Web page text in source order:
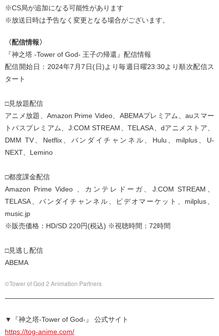
※CS局が追加になる可能性があります
※放送日時は予告なく変更となる場合がございます。
〈配信情報〉
『神之塔 -Tower of God- 王子の帰還』配信情報
配信開始日：2024年7月7日(日)より毎週日曜23:30より順次配信ス
タート
□見放題配信
アニメ放題、Amazon Prime Video、ABEMAプレミアム、auスマー
トパスプレミアム、J:COM STREAM、TELASA、dアニメストア、
DMM TV、Netflix、バンダイチャンネル、Hulu、milplus、U-
NEXT、Lemino
□都度課金配信
Amazon Prime Video 、カンテレドーガ、J:COM STREAM、
TELASA、バンダイチャンネル、ビデオマーケット、milplus、
music.jp
※販売価格：HD/SD 220円(税込) ※視聴時間：72時間
□見逃し配信
ABEMA
©Tower of God 2 Animation Partners
▼『神之塔-Tower of God-』 公式サイト
https://tog-anime.com/